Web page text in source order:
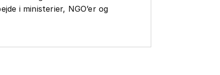
i ministerier, NGO’er og